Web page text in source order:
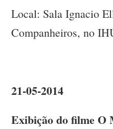
Local: Sala Ignacio
Companheiros, no
21-05-2014
Exibição do filme O